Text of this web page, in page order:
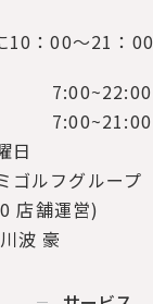
10：00～21：00
7:00~22:00
7:00~21:00
日
ゴルフグループ
店舗運営)
波 豪